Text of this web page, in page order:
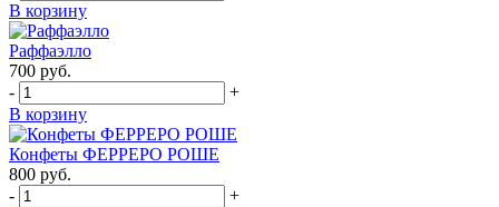
В корзину
Раффаэлло
700 руб.
-
+
В корзину
Конфеты ФЕРРЕРО РОШЕ
800 руб.
-
+